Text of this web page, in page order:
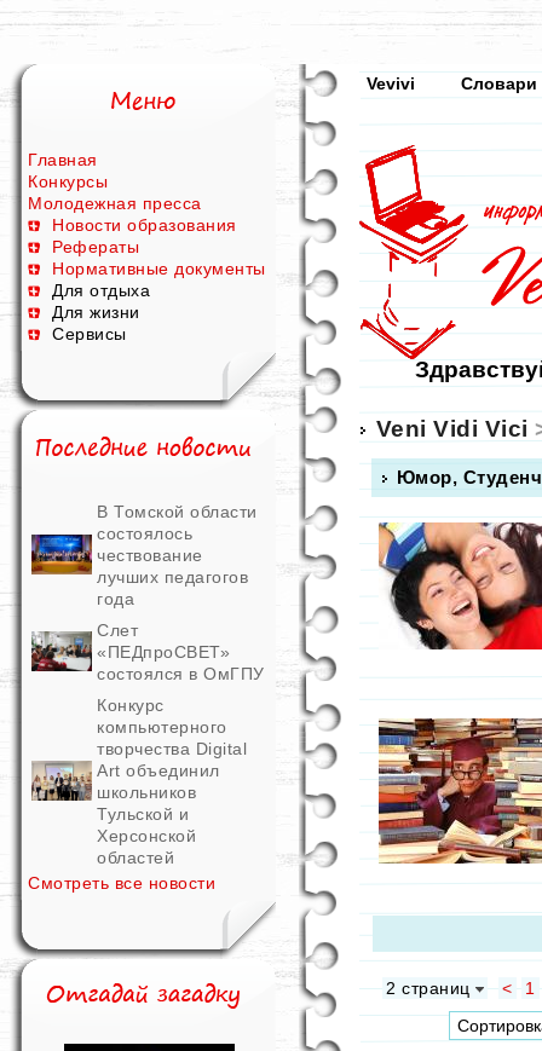
Главная
Конкурсы
Молодежная пресса
Новости образования
Рефераты
Нормативные документы
Для отдыха
Для жизни
Сервисы
В Томской области
состоялось
чествование
лучших педагогов
года
Слет
«ПЕДпроСВЕТ»
состоялся в ОмГПУ
Конкурс
компьютерного
творчества Digital
Art объединил
школьников
Тульской и
Херсонской
областей
Смотреть все новости
Vevivi Словари
Veni Vidi Vici
Юмор,
2 страниц < 1